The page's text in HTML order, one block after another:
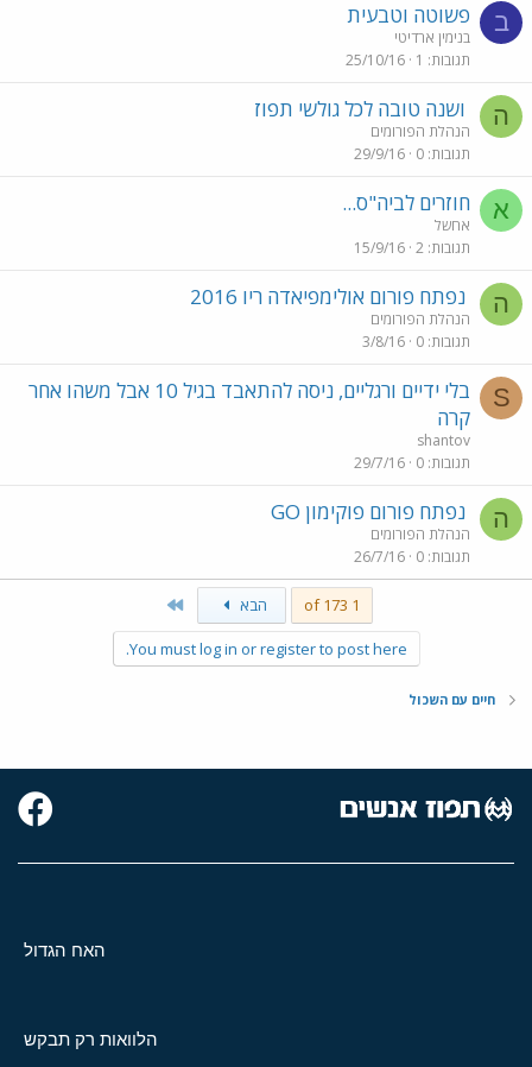
ב פשוטה וטבעית
בנימין ארדיטי
תגובות 1
25/10/16
ה ושנה טובה לכל גולשי תפוז
הנהלת הפורומים
תגובות 0
29/9/16
א חוזרים לביה"ס...
אחשל
תגובות 2
15/9/16
ה נפתח פורום אולימפיאדה ריו 2016
הנהלת הפורומים
תגובות 0
3/8/16
S
בלי ידיים ורגליים, ניסה להתאבד בגיל 10 אבל משהו אחר
קרה
shantov
תגובות 0
29/7/16
ה נפתח פורום פוקימון GO
הנהלת הפורומים
תגובות 0
26/7/16
1 of 173 הבא
You must log in or register to post here.
חיים עם השכול
האח הגדול
הלוואות רק תבקש